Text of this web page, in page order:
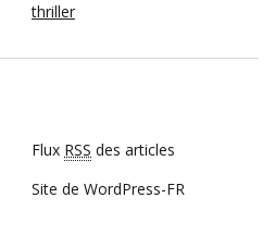
thriller
Flux RSS des articles
Site de WordPress-FR